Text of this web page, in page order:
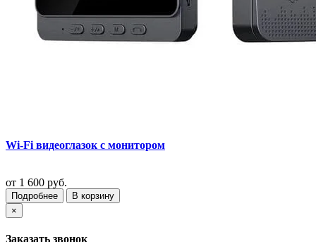
Wi-Fi видеоглазок с монитором
от 1 600 руб.
Подробнее
В корзину
×
Заказать звонок